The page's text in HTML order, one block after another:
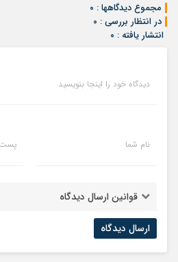
مجموع دیدگاهها : ۰
در انتظار بررسی : ۰
انتشار یافته : ۰
دیدگاه خود را اینجا بنویسید
نام شما پست
قوانین ارسال دیدگاه